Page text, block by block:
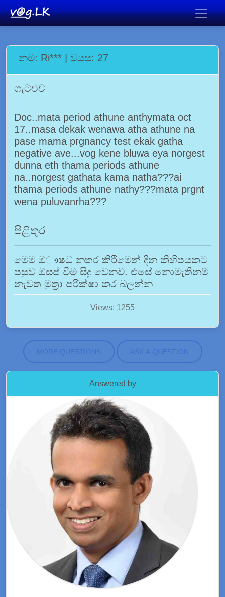
නම: Ri*** | වයස: 27
ගැටළුව
Doc..mata period athune anthymata oct
17..masa dekak wenawa atha athune na
pase mama prgnancy test ekak gatha
negative ave...vog kene bluwa eya norgest
dunna eth thama periods athune
na..norgest gathata kama natha???ai
thama periods athune nathy???mata prgnt
wena puluvanrha???
පිළිතුර
මෙම ඔෟෂධ නතර කිරීමෙන් දින කිහිපයකට
පසුව ඔසප් වීම සිදු වෙනව. එසේ නොමැතිනම්
නැවත මුත්‍රා පරීක්ෂා කර බලන්න
Views: 1255
MORE QUESTIONS ASK A QUESTION
Answered by